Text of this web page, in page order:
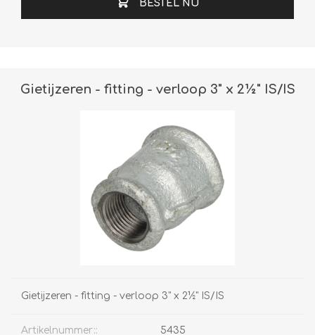
BESTEL NU
Gietijzeren - fitting - verloop 3" x 2½" IS/IS
Gietijzeren - fitting - verloop 3" x 2½" IS/IS
Artikelnummer:: 5435